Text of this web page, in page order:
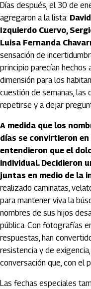
Días después, el 30 de
agregaron a la lista:
Izquierdo Cuervo,
Luisa Fernanda
sensación de
principio parecían
dimensión para los
cuestión de semanas, las
repetirse y a dejar
A medida que los
días se convirtieron
entendieron que el
individual. Decidieron
juntas en medio de la
realizado caminatas,
para mantener viva la
nombres de sus hijos
pública. Con fotografías
respuestas, han
resistencia y de
conversación que, con el
Las fechas especiales